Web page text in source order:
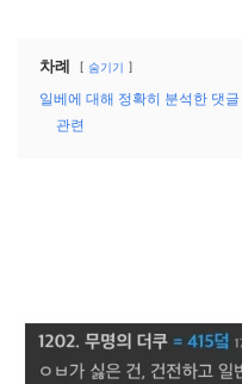
차례 숨기기
일베에 대해 정확히 분석한 댓글
관련